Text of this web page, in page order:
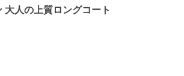
大人の上質ロングコート